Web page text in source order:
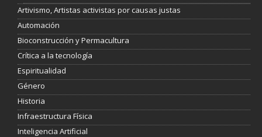
Artivismo, Artistas activistas por causas justas
Automación
Bioconstrucción y Permacultura
Crítica a la tecnología
Espiritualidad
Género
Historia
Infraestructura Física
Inteligencia Artificial